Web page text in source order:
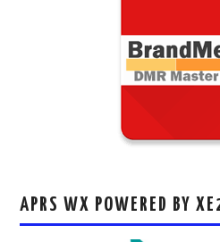
APRS WX POWERED BY